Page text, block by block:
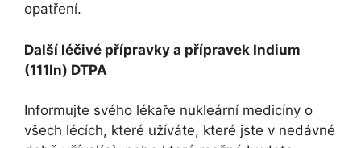
opatření.
Další léčivé přípravky a přípravek Indium
(111In) DTPA
Informujte svého lékaře nukleární medicíny o
všech lécích, které užíváte, které jste v nedávné